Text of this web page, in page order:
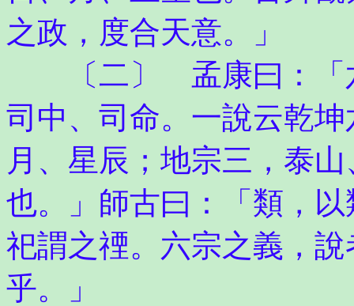
之政，度合天意。」
〔二〕 孟康曰：「六
司中、司命。一說云乾
月、星辰；地宗三，泰
也。」師古曰：「類，
祀謂之禋。六宗之義，
乎。」